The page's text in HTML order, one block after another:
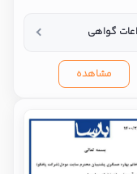
گواهی
مشاهده